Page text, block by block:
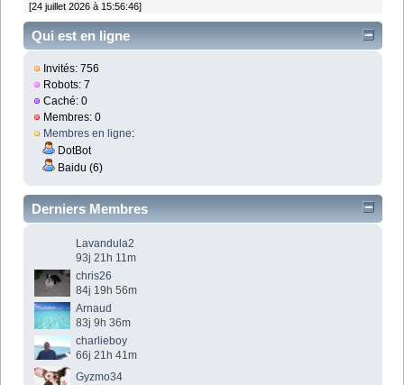
[24 juillet 2026 à 15:56:46]
Qui est en ligne
Invités: 756
Robots: 7
Caché: 0
Membres: 0
Membres en ligne:
DotBot
Baidu (6)
Derniers Membres
Lavandula2
93j 21h 11m
chris26
84j 19h 56m
Arnaud
83j 9h 36m
charlieboy
66j 21h 41m
Gyzmo34